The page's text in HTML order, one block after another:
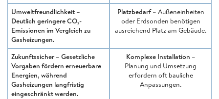
Umweltfreundlichkeit –
Deutlich geringere CO₂-
Emissionen im Vergleich zu
Gasheizungen.
Platzbedarf– Außeneinheiten
oder Erdsonden benötigen
ausreichend Platz am Gebäude.
Zukunftssicher– Gesetzliche
Vorgaben fördern erneuerbare
Energien, während
Gasheizungen langfristig
eingeschränkt werden.
Komplexe Installation –
Planung und Umsetzung
erfordern oft bauliche
Anpassungen.